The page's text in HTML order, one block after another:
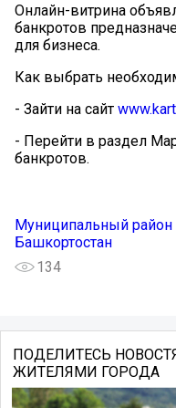
Онлайн-витрина
банкротов
для бизнеса.
Как выбрать
- Зайти на сайт
- Перейти в раздел
банкротов.
Муниципальный район
Башкортостан
134
ПОДЕЛИТЕСЬ
ЖИТЕЛЯМИ ГОРОДА